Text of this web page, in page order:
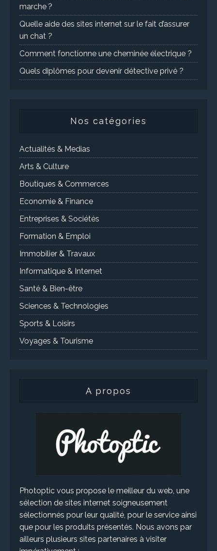
marche ?
Quelle aide des sites internet sur le fait d’assurer
un chat ?
Comment fonctionne une cheminée électrique ?
Quels diplômes pour devenir détective privé ?
Nos catégories
Actualités & Medias
Arts & Culture
Boutiques & Commerces
Economie & Finance
Entreprises & Sociétés
Formation & Emploi
Immobilier & Travaux
Informatique & Internet
Santé & Bien-être
Sciences & Technologies
Sports & Loisirs
Voyages & Tourisme
A propos
Photoptic vous propose le meilleur du web, une
sélection de sites internet soigneusement
sélectionnés pour leur qualité, pour le service ainsi
que pour les produits présentés. Nous avons par
ailleurs plusieurs sites partenaires à visiter